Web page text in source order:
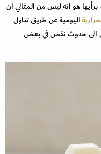
هو انه ليس من المثالي ان
اليومية عن طريق تناول
الى حدوث نقص في بعض